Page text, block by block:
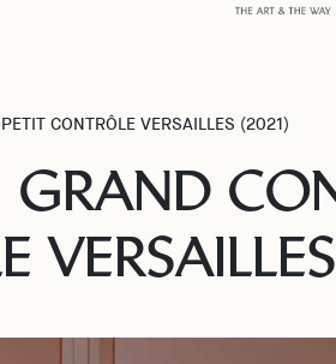
CONTRÔLE VERSAILLES (2021)
GRAND